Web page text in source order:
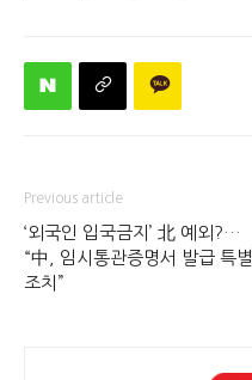
Previous article
‘외국인 입국금지’ 北 예외?…
“中, 임시통관증명서 발급 특별
조치”